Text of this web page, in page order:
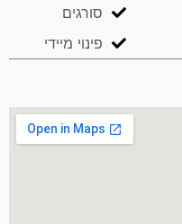
סורגים
פינוי מיידי